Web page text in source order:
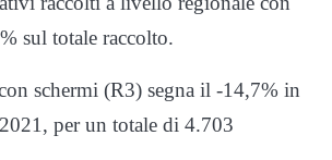
sul totale raccolto.
schermi (R3) segna il -14,7% in
per un totale di 4.703